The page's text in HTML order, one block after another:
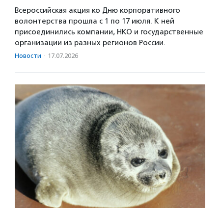
Всероссийская акция ко Дню корпоративного
волонтерства прошла с 1 по 17 июля. К ней
присоединились компании, НКО и государственные
организации из разных регионов России.
Новости · 17.07.2026